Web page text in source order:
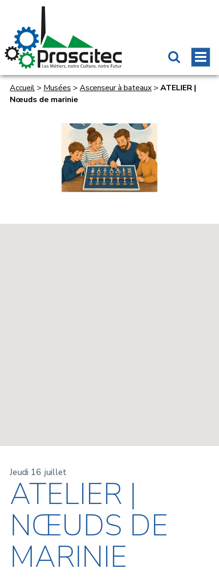
Accueil > Musées > Ascenseur à bateaux > ATELIER |
Nœuds de marinie
Jeudi 16 juillet
ATELIER |
NŒUDS DE
MARINIE